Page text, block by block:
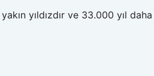
yıldızdır ve 33.000 yıl daha